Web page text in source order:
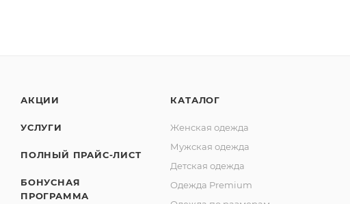
АКЦИИ
УСЛУГИ
ПОЛНЫЙ ПРАЙС-ЛИСТ
БОНУСНАЯ
ПРОГРАММА
КАТАЛОГ
Женская одежда
Мужская одежда
Детская одежда
Одежда Premium